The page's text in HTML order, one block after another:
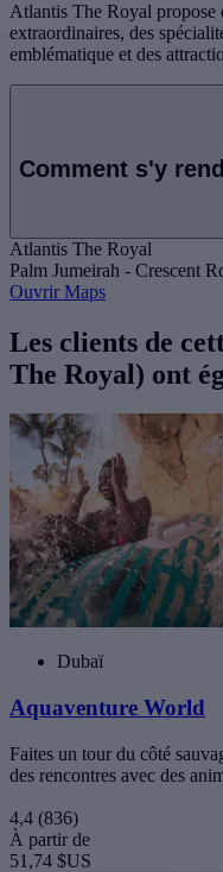
Atlantis The Royal propose
extraordinaires, des
emblématique et des
Comment s'y
Atlantis The Royal
Palm Jumeirah - Crescent
Ouvrir Maps
Les clients de
The Royal) ont
Dubaï
Aquaventure World
Faites un tour du côté
des rencontres avec des
4,4 (836)
À partir de
51,74 $US